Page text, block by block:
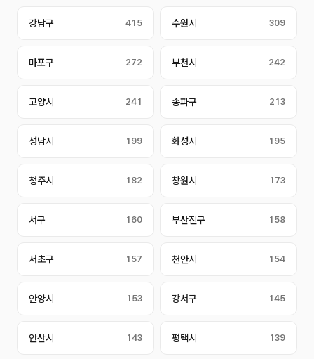
강남구 415 수원시 309
마포구 272 부천시 242
고양시 241 송파구 213
성남시 199 화성시 195
청주시 182 창원시 173
서구 160 부산진구 158
서초구 157 천안시 154
안양시 153 강서구 145
안산시 143 평택시 139